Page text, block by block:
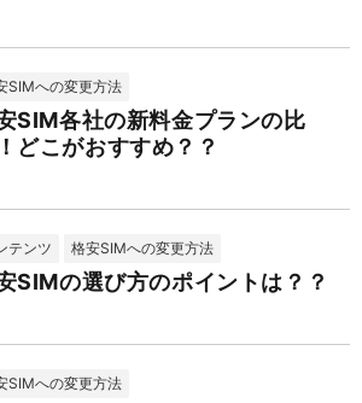
SIMへの変更方法
SIM各社の新料金プランの比
どこがおすすめ？？
テンツ 格安SIMへの変更方法
SIMの選び方のポイントは？？
SIMへの変更方法